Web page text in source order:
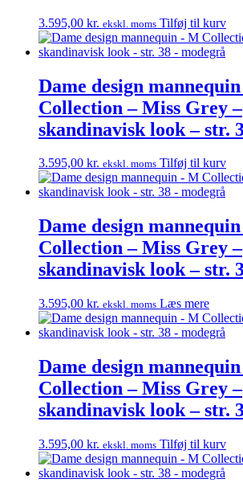
3.595,00 kr. ekskl. moms Tilføj til kurv
Dame design
Collection – Miss Grey –
skandinavisk look – str.
3.595,00 kr. ekskl. moms Tilføj til kurv
Dame design
Collection – Miss Grey –
skandinavisk look – str.
3.595,00 kr. ekskl. moms Læs mere
Dame design
Collection – Miss Grey –
skandinavisk look – str.
3.595,00 kr. ekskl. moms Tilføj til kurv